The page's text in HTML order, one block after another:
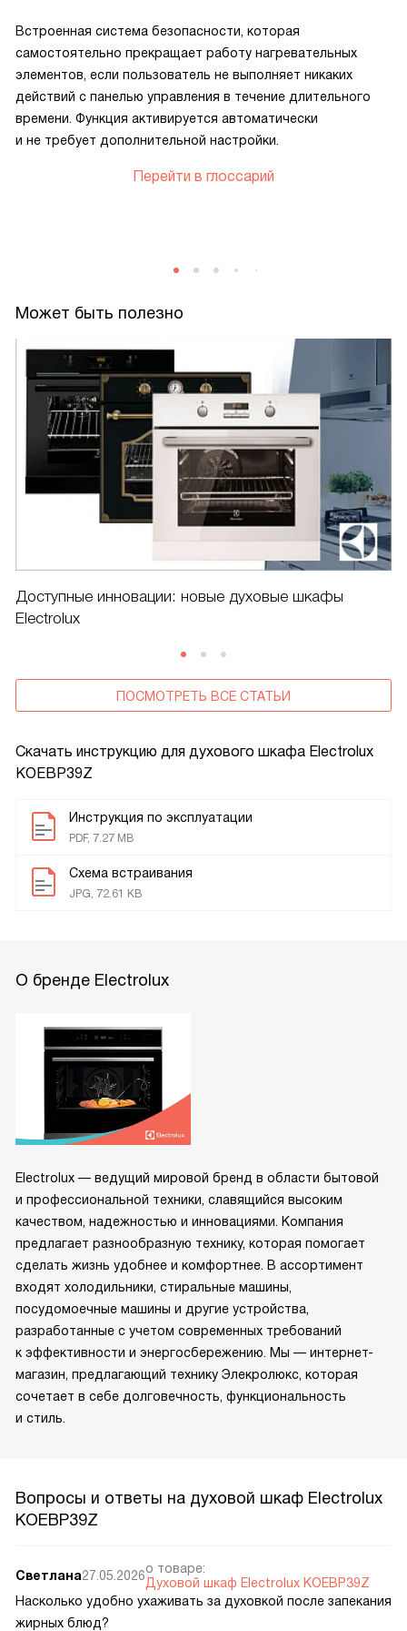
Скачать инструкцию для духового шкафа Electrolux
KOEBP39Z
Инструкция по эксплуатации
PDF, 7.27 MB
Схема встраивания
JPG, 72.61 KB
Встроенная система безопасности, которая
самостоятельно прекращает работу нагревательных
элементов, если пользователь не выполняет никаких
действий с панелью управления в течение длительного
времени. Функция активируется автоматически
и не требует дополнительной настройки.
Перейти в глоссарий
Может быть полезно
Доступные инновации: новые духовые шкафы
Electrolux
ПОСМОТРЕТЬ ВСЕ СТАТЬИ
О бренде Electrolux
Electrolux — ведущий мировой бренд в области бытовой
и профессиональной техники, славящийся высоким
качеством, надежностью и инновациями. Компания
предлагает разнообразную технику, которая помогает
сделать жизнь удобнее и комфортнее. В ассортимент
входят холодильники, стиральные машины,
посудомоечные машины и другие устройства,
разработанные с учетом современных требований
к эффективности и энергосбережению. Мы — интернет-
магазин, предлагающий технику Элекролюкс, которая
сочетает в себе долговечность, функциональность
и стиль.
Вопросы и ответы на духовой шкаф Electrolux
KOEBP39Z
Светлана27.05.2026о товаре:
Духовой шкаф Electrolux KOEBP39Z
Насколько удобно ухаживать за духовкой после запекания
жирных блюд?